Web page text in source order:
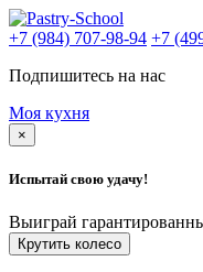
+7 (984) 707-98-94 +7
Подпишитесь на нас
Моя кухня
×
Испытай свою удачу!
Выиграй
Крутить колесо